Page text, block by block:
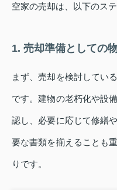
空家の売却は、以下のス
1. 売却準備としての
まず、売却を検討してい
です。建物の老朽化や設
認し、必要に応じて修繕
要な書類を揃えることも
りです。